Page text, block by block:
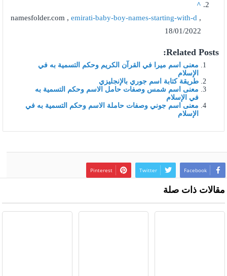
^
namesfolder.com , emirati-baby-boy-names-starting-with-d ,
18/01/2022
Related Posts:
معنى اسم ميرا في القرآن الكريم وحكم التسمية به في
الإسلام
طريقة كتابة اسم جوري بالإنجليزي
معنى اسم شمس وصفات حامل الاسم وحكم التسمية به
في الإسلام
معنى اسم جوني وصفات حاملة الاسم وحكم التسمية به في
الإسلام
Facebook
Twitter
Pinterest
مقالات ذات صلة